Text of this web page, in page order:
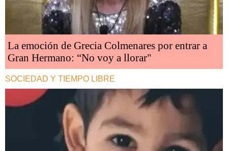
La emoción de Grecia Colmenares por entrar a
Gran Hermano: “No voy a llorar"
SOCIEDAD Y TIEMPO LIBRE